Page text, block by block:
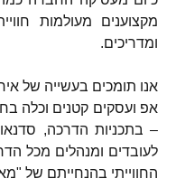
מקצוענים מעולמות
ומדריכים.
אנו תומכים בעשייה של
אפ ועסקים קטנים וכלה
– בתכניות הדרכה,
לעובדים ומנהלים מכל
החווייתי בהנחייתם של